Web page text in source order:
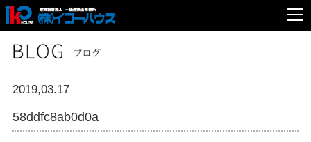
2019,03.17
58ddfc8ab0d0a